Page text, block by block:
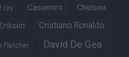
City Casemiro Chelsea
Cristiano Ronaldo
Fletcher David De Gea